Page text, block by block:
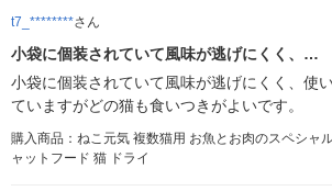
t7_********さん
小袋に個装されていて風味が逃げにくく、…
小袋に個装されていて風味が逃げにくく、使
ていますがどの猫も食いつきがよいです。
購入商品：ねこ元気 複数猫用 お魚とお肉のスペシャ
ャットフード 猫 ドライ